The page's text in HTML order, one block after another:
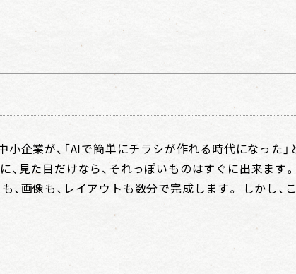
小企業が、「AIで簡単にチラシが作れる時代になった」
、見た目だけなら、それっぽいものはすぐに出来ます
、画像も、レイアウトも数分で完成します。 しかし